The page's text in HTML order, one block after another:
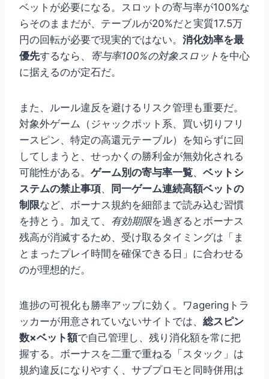
ベットが必要になる。スロットの寄与率が100%な
らそのままだが、テーブルが20%だと実質17.5万
円の回転が必要で現実的ではない。 消化効率を最
優先するなら、 寄与率100%の対象スロット を中心
に据えるのが定石だ。
また、ルール違反を避けるリスク管理も重要だ。
対象外ゲーム（ジャックポット系、買い切りフリ
ースピン、特定の高還元テーブル）を知らずに回
してしまうと、せっかくの勝利金が無効化される
可能性がある。 ゲーム別の寄与率一覧、 ベットシ
ステムの禁止事項、 同一ゲーム連続高額ベットの
制限など、ボーナス規約を細部まで読み込む習慣
を持とう。加えて、 有効期限を過ぎるとボーナス
残高が消滅するため、受け取るタイミングは「ま
とまったプレイ時間を確保できる日」に合わせる
のが理想的だ。
進捗の可視化も勝率アップに効く。ワageringトラ
ッカーが用意されていないサイトでは、 総スピン
数×ベット額で自己管理し、残り消化額を常に把
握する。ボーナスを二重で重ねる「スタック」は
規約違反になりやすく、サブプロモと同時併用は